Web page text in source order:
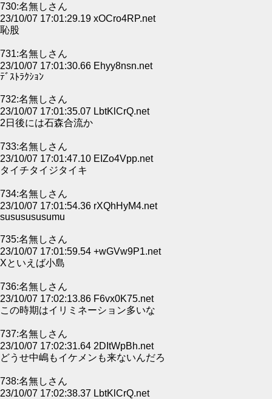
730:名無しさん
23/10/07 17:01:29.19 xOCro4RP.net
恥股
731:名無しさん
23/10/07 17:01:30.66 Ehyy8nsn.net
ﾃﾞｽﾄﾗｸｼｮﾝ
732:名無しさん
23/10/07 17:01:35.07 LbtKlCrQ.net
2日後には石森合流か
733:名無しさん
23/10/07 17:01:47.10 EIZo4Vpp.net
タイチタイジタイキ
734:名無しさん
23/10/07 17:01:54.36 rXQhHyM4.net
sususususumu
735:名無しさん
23/10/07 17:01:59.54 +wGVw9P1.net
Xといえば小島
736:名無しさん
23/10/07 17:02:13.86 F6vx0K75.net
この時期はイリミネーション多いな
737:名無しさん
23/10/07 17:02:31.64 2DItWpBh.net
どうせ中嶋もイケメンも来ないんだろ
738:名無しさん
23/10/07 17:02:38.37 LbtKlCrQ.net